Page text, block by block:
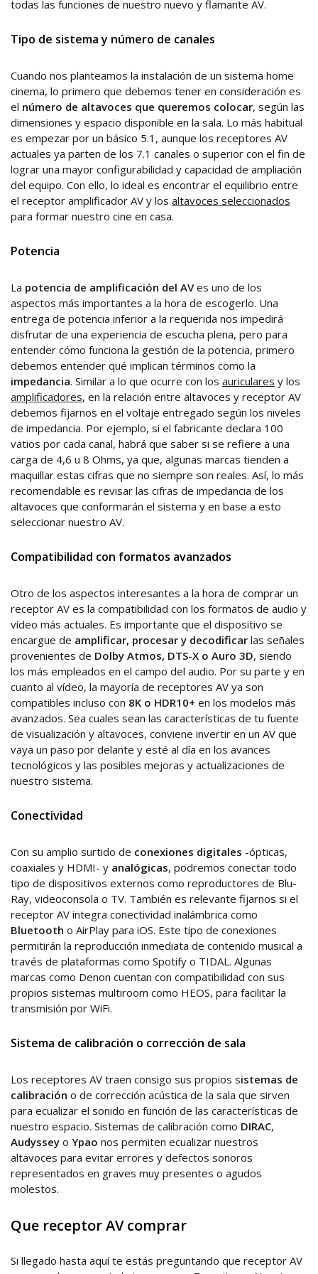
todas las funciones de nuestro nuevo y flamante AV.
Tipo de sistema y número de canales
Cuando nos planteamos la instalación de un sistema home
cinema, lo primero que debemos tener en consideración es
el número de altavoces que queremos colocar, según las
dimensiones y espacio disponible en la sala. Lo más habitual
es empezar por un básico 5.1, aunque los receptores AV
actuales ya parten de los 7.1 canales o superior con el fin de
lograr una mayor configurabilidad y capacidad de ampliación
del equipo. Con ello, lo ideal es encontrar el equilibrio entre
el receptor amplificador AV y los altavoces seleccionados
para formar nuestro cine en casa.
Potencia
La potencia de amplificación del AVes uno de los
aspectos más importantes a la hora de escogerlo. Una
entrega de potencia inferior a la requerida nos impedirá
disfrutar de una experiencia de escucha plena, pero para
entender cómo funciona la gestión de la potencia, primero
debemos entender qué implican términos como la
impedancia. Similar a lo que ocurre con los auriculares y los
amplificadores, en la relación entre altavoces y receptor AV
debemos fijarnos en el voltaje entregado según los niveles
de impedancia. Por ejemplo, si el fabricante declara 100
vatios por cada canal, habrá que saber si se refiere a una
carga de 4,6 u 8 Ohms, ya que, algunas marcas tienden a
maquillar estas cifras que no siempre son reales. Así, lo más
recomendable es revisar las cifras de impedancia de los
altavoces que conformarán el sistema y en base a esto
seleccionar nuestro AV.
Compatibilidad con formatos avanzados
Otro de los aspectos interesantes a la hora de comprar un
receptor AV es la compatibilidad con los formatos de audio y
vídeo más actuales. Es importante que el dispositivo se
encargue de amplificar, procesar y decodificar las señales
provenientes de Dolby Atmos, DTS-X o Auro 3D, siendo
los más empleados en el campo del audio. Por su parte y en
cuanto al vídeo, la mayoría de receptores AV ya son
compatibles incluso con 8K o HDR10+ en los modelos más
avanzados. Sea cuales sean las características de tu fuente
de visualización y altavoces, conviene invertir en un AV que
vaya un paso por delante y esté al día en los avances
tecnológicos y las posibles mejoras y actualizaciones de
nuestro sistema.
Conectividad
Con su amplio surtido de conexiones digitales -ópticas,
coaxiales y HDMI- y analógicas, podremos conectar todo
tipo de dispositivos externos como reproductores de Blu-
Ray, videoconsola o TV. También es relevante fijarnos si el
receptor AV integra conectividad inalámbrica como
Bluetooth o AirPlay para iOS. Este tipo de conexiones
permitirán la reproducción inmediata de contenido musical a
través de plataformas como Spotify o TIDAL. Algunas
marcas como Denon cuentan con compatibilidad con sus
propios sistemas multiroom como HEOS, para facilitar la
transmisión por WiFi.
Sistema de calibración o corrección de sala
Los receptores AV traen consigo sus propios sistemas de
calibración o de corrección acústica de la sala que sirven
para ecualizar el sonido en función de las características de
nuestro espacio. Sistemas de calibración como DIRAC,
Audyssey o Ypao nos permiten ecualizar nuestros
altavoces para evitar errores y defectos sonoros
representados en graves muy presentes o agudos
molestos.
Que receptor AV comprar
Si llegado hasta aquí te estás preguntando que receptor AV